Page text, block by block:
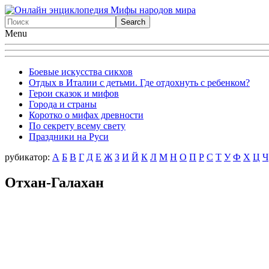
Menu
Боевые искусства сикхов
Отдых в Италии с детьми. Где отдохнуть с ребенком?
Герои сказок и мифов
Города и страны
Коротко о мифах древности
По секрету всему свету
Праздники на Руси
рубикатор: А Б В Г Д Е Ж З И Й К Л М Н О П Р С Т У Ф X Ц Ч
Отхан-Галахан